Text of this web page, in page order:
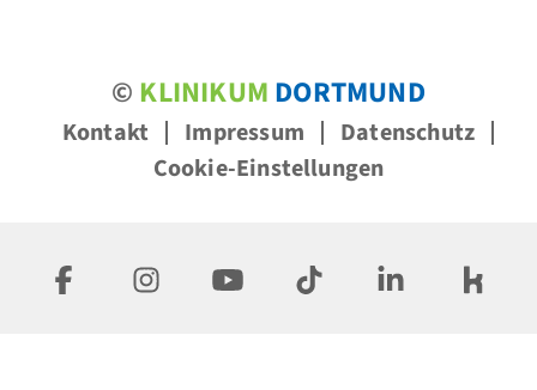
© KLINIKUM DORTMUND
Kontakt Impressum
Datenschutz
Cookie-Einstellungen